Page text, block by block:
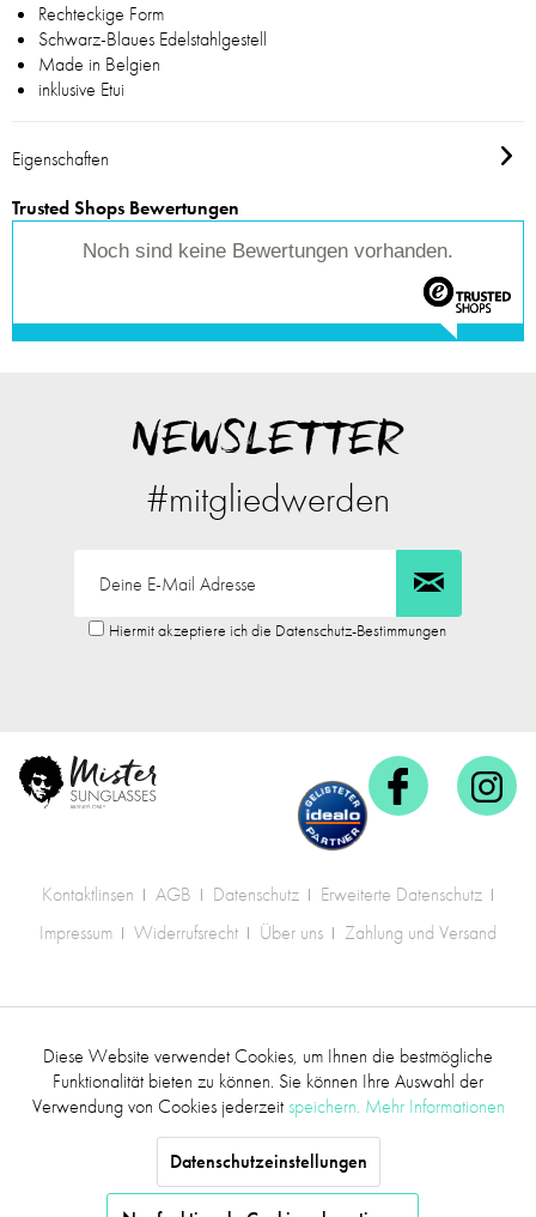
Rechteckige Form
Schwarz-Blaues Edelstahlgestell
Made in Belgien
inklusive Etui
Eigenschaften
Trusted Shops Bewertungen
Noch sind keine Bewertungen vorhanden.
NEWSLETTER
#mitgliedwerden
Hiermit akzeptiere ich die Datenschutz-Bestimmungen
Kontaktlinsen AGB Datenschutz
Erweiterte Datenschutz
Impressum
Widerrufsrecht Über uns Zahlung und Versand
Versandkosten.
Funktionale Aktiv
Inaktiv
Diese Website verwendet Cookies, um Ihnen die bestmögliche
Funktionalität bieten zu können. Sie können Ihre Auswahl der
Verwendung von Cookies jederzeitspeichern. Mehr Informationen
Datenschutzeinstellungen